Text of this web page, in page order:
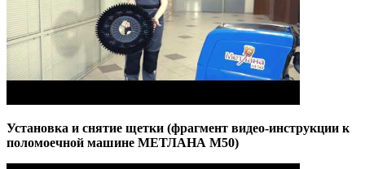
Установка и снятие щетки (фрагмент видео-инструкции к
поломоечной машине МЕТЛАНА М50)